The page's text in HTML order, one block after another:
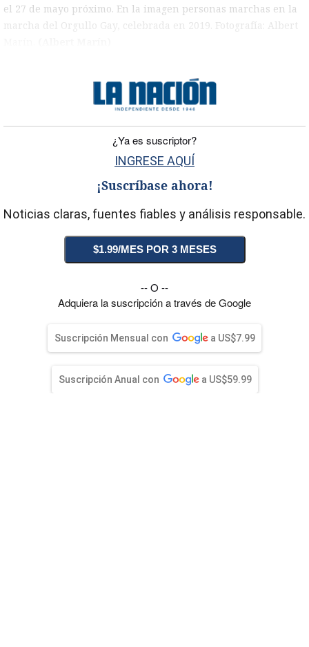
el 27 de mayo próximo. En la imagen personas marchas en la
marcha del Orgullo Gay, celebrada en 2019. Fotografía: Albert